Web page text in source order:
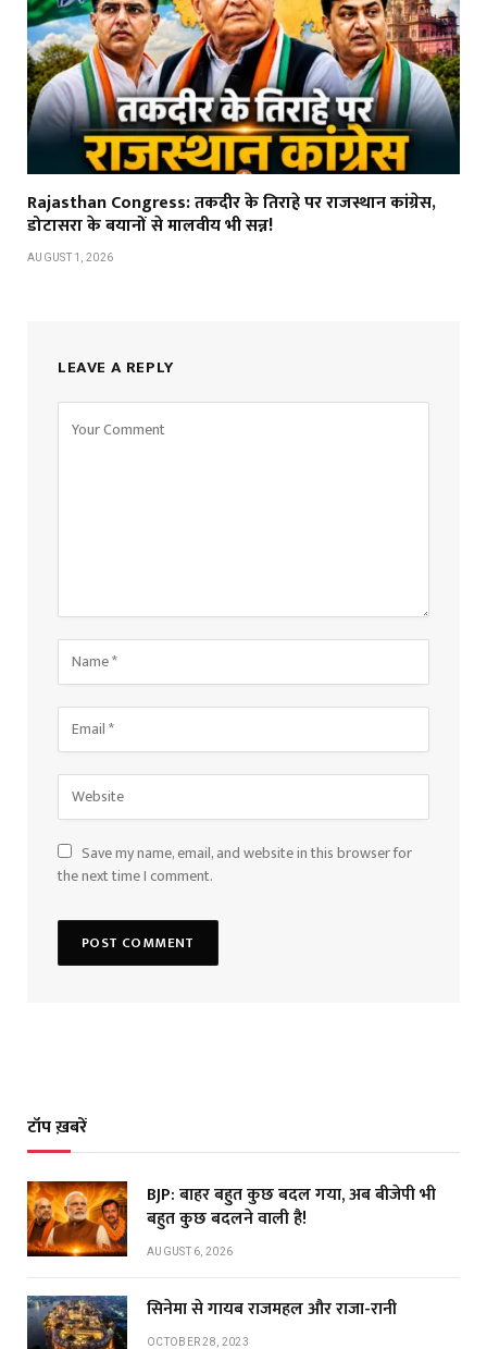
Rajasthan Congress: तकदीर के तिराहे पर राजस्थान कांग्रेस,
डोटासरा के बयानों से मालवीय भी सन्न!
AUGUST 1, 2026
LEAVE A REPLY
Save my name, email, and website in this browser for
the next time I comment.
टॉप ख़बरें
BJP: बाहर बहुत कुछ बदल गया, अब बीजेपी भी
बहुत कुछ बदलने वाली है!
AUGUST 6, 2026
सिनेमा से गायब राजमहल और राजा-रानी
OCTOBER 28, 2023